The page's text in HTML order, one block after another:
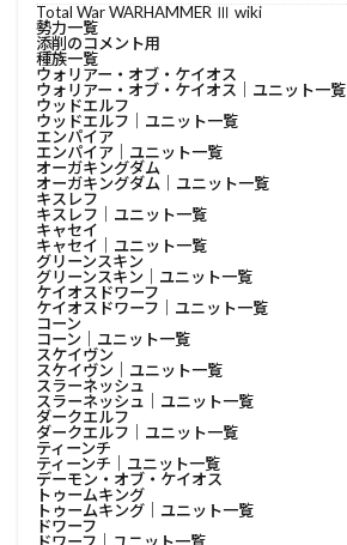
Total War WARHAMMER Ⅲ wiki
勢力一覧
添削のコメント用
種族一覧
ウォリアー・オブ・ケイオス
ウォリアー・オブ・ケイオス│ユニット一覧
ウッドエルフ
ウッドエルフ│ユニット一覧
エンパイア
エンパイア│ユニット一覧
オーガキングダム
オーガキングダム│ユニット一覧
キスレフ
キスレフ│ユニット一覧
キャセイ
キャセイ│ユニット一覧
グリーンスキン
グリーンスキン│ユニット一覧
ケイオスドワーフ
ケイオスドワーフ│ユニット一覧
コーン
コーン│ユニット一覧
スケイヴン
スケイヴン│ユニット一覧
スラーネッシュ
スラーネッシュ│ユニット一覧
ダークエルフ
ダークエルフ│ユニット一覧
ティーンチ
ティーンチ│ユニット一覧
デーモン・オブ・ケイオス
トゥームキング
トゥームキング│ユニット一覧
ドワーフ